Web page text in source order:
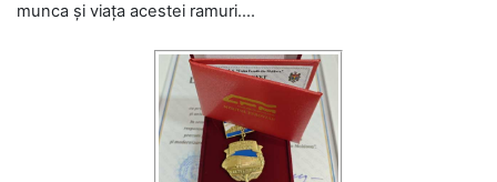
munca și viața acestei ramuri....